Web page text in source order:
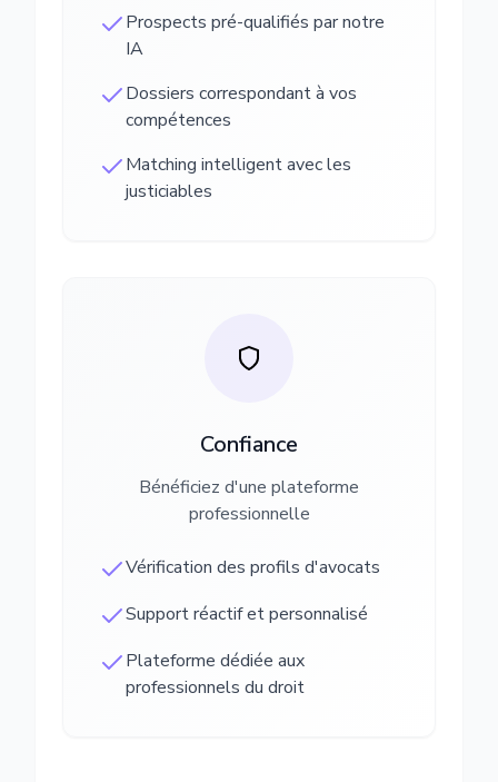
Prospects pré-qualifiés par notre
IA
Dossiers correspondant à vos
compétences
Matching intelligent avec les
justiciables
Confiance
Bénéficiez d'une plateforme
professionnelle
Vérification des profils d'avocats
Support réactif et personnalisé
Plateforme dédiée aux
professionnels du droit